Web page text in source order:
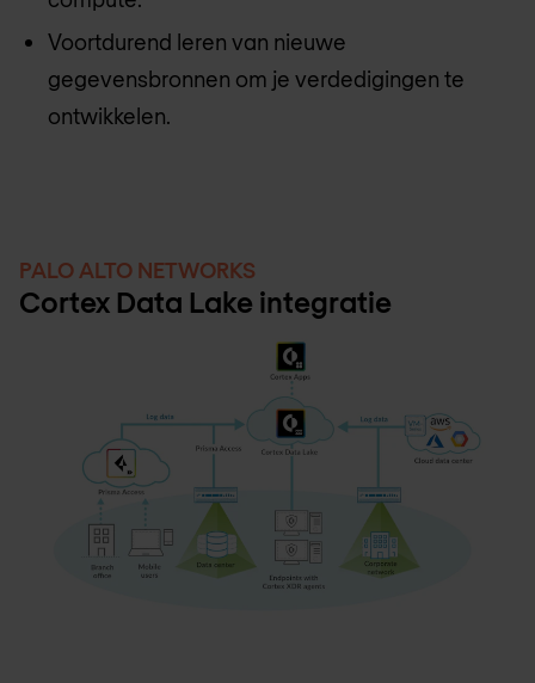
Voortdurend leren van nieuwe
gegevensbronnen om je verdedigingen te
ontwikkelen.
PALO ALTO NETWORKS
Cortex Data Lake integratie